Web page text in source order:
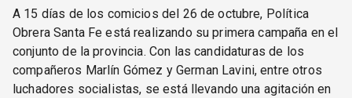
A 15 días de los comicios del 26 de octubre, Política
Obrera Santa Fe está realizando su primera campaña en el
conjunto de la provincia. Con las candidaturas de los
compañeros Marlín Gómez y German Lavini, entre otros
luchadores socialistas, se está llevando una agitación en